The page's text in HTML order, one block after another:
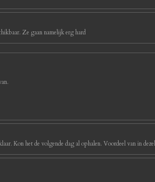
Ze gaan namelijk erg hard
Kon het de volgende dag al ophalen. Voordeel van in